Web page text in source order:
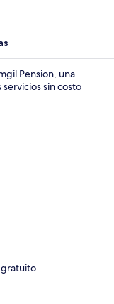
Pension, una
sin costo